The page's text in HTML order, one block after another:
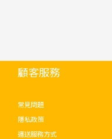
顧客服務
常見問題
隱私政策
運送服務方式